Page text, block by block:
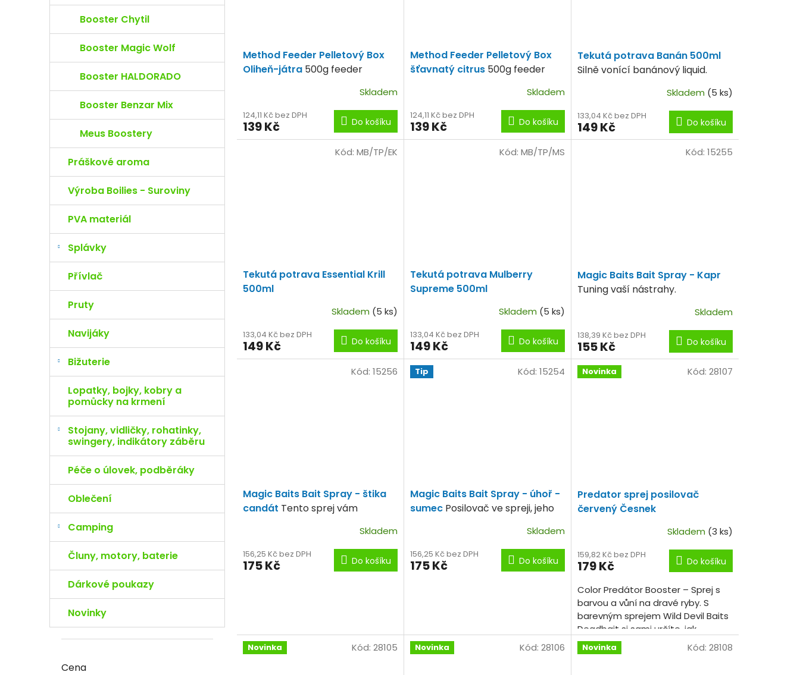
Booster Chytil
Booster Magic Wolf
Booster HALDORADO
Booster Benzar Mix
Meus Boostery
Práškové aroma
Výroba Boilies - Suroviny
PVA materiál
Splávky
Přívlač
Pruty
Navijáky
Bižuterie
Lopatky, bojky, kobry a
pomůcky na krmení
Stojany, vidličky, rohatinky,
swingery, indikátory záběru
Péče o úlovek, podběráky
Oblečení
Camping
Čluny, motory, baterie
Dárkové poukazy
Novinky
Cena
Method Feeder Pelletový Box
Oliheň-játra 500g feeder
Skladem
124,11 Kč bez DPH
139 Kč Do košíku
Method Feeder Pelletový Box
šťavnatý citrus 500g feeder
Skladem
124,11 Kč bez DPH
139 Kč Do košíku
Tekutá potrava Banán 500ml
Silně vonící banánový liquid.
Skladem (5 ks)
133,04 Kč bez DPH
149 Kč Do košíku
Tekutá potrava Essential Krill
500ml
Skladem (5 ks)
133,04 Kč bez DPH
149 Kč Do košíku
Kód: MB/TP/EK
Tekutá potrava Mulberry
Supreme 500ml
Skladem (5 ks)
133,04 Kč bez DPH
149 Kč Do košíku
Kód: MB/TP/MS
Magic Baits Bait Spray - Kapr
Tuning vaší nástrahy.
Skladem
138,39 Kč bez DPH
155 Kč Do košíku
Kód: 15255
Magic Baits Bait Spray - štika
candát Tento sprej vám
Skladem
156,25 Kč bez DPH
175 Kč Do košíku
Kód: 15256 Tip
Magic Baits Bait Spray - úhoř -
sumec Posilovač ve spreji, jeho
Skladem
156,25 Kč bez DPH
175 Kč Do košíku
Kód: 15254 Novinka
Predator sprej posilovač
červený Česnek
Skladem (3 ks)
159,82 Kč bez DPH
179 Kč Do košíku
Color Predátor Booster – Sprej s
barvou a vůní na dravé ryby. S
barevným sprejem Wild Devil Baits
Deadbait si sami určíte, jak
poutavě bude vaše návnada pod
vodou vypadat.
Kód: 28107
Novinka Kód: 28105 Novinka Kód: 28106 Novinka Kód: 28108